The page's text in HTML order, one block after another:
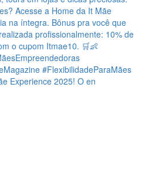
Experience 2025! O en